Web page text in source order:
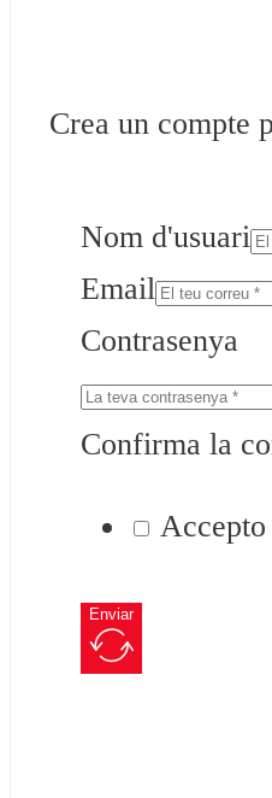
Crea un compte
Nom d'usuari
Email
Contrasenya
Confirma la
Accepto
Enviar